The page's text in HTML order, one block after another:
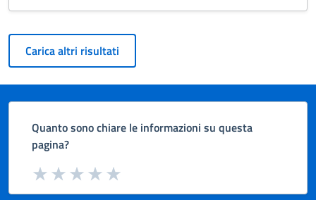
Carica altri risultati
Quanto sono chiare le informazioni su questa
pagina?
Valuta da 1 a 5 stelle la pagina
Valuta 5 stelle su 5
Valuta 4 stelle su 5
Valuta 3 stelle su 5
Valuta 2 stelle su 5
Valuta 1 stelle su 5